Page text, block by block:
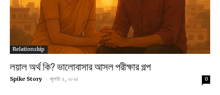
Relationship
লয়াল অর্থ কি? ভালোবাসার আসল পরীক্ষার গল্প
Spike Story - জুলাই ৫, ২০২৫ 0